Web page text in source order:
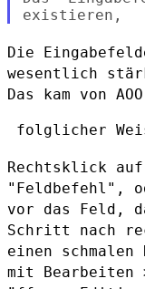
Die
wesentlich
Das kam von
folglicher
Rechtsklick
"Feldbefehl",
vor das Feld,
Schritt nach
einen schmalen
mit Bearbeiten